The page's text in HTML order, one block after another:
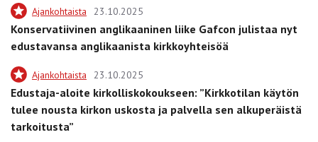
Ajankohtaista 23.10.2025
Konservatiivinen anglikaaninen liike Gafcon julistaa nyt
edustavansa anglikaanista kirkkoyhteisöä
Ajankohtaista 23.10.2025
Edustaja-aloite kirkolliskokoukseen: ”Kirkkotilan käytön
tulee nousta kirkon uskosta ja palvella sen alkuperäistä
tarkoitusta”